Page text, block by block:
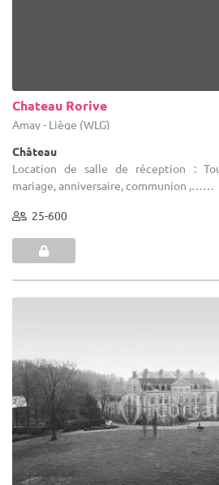
Chateau Rorive
Amay - Liège (WLG)
Château
Location de salle de réception :
mariage, anniversaire, communion ,……
25-600